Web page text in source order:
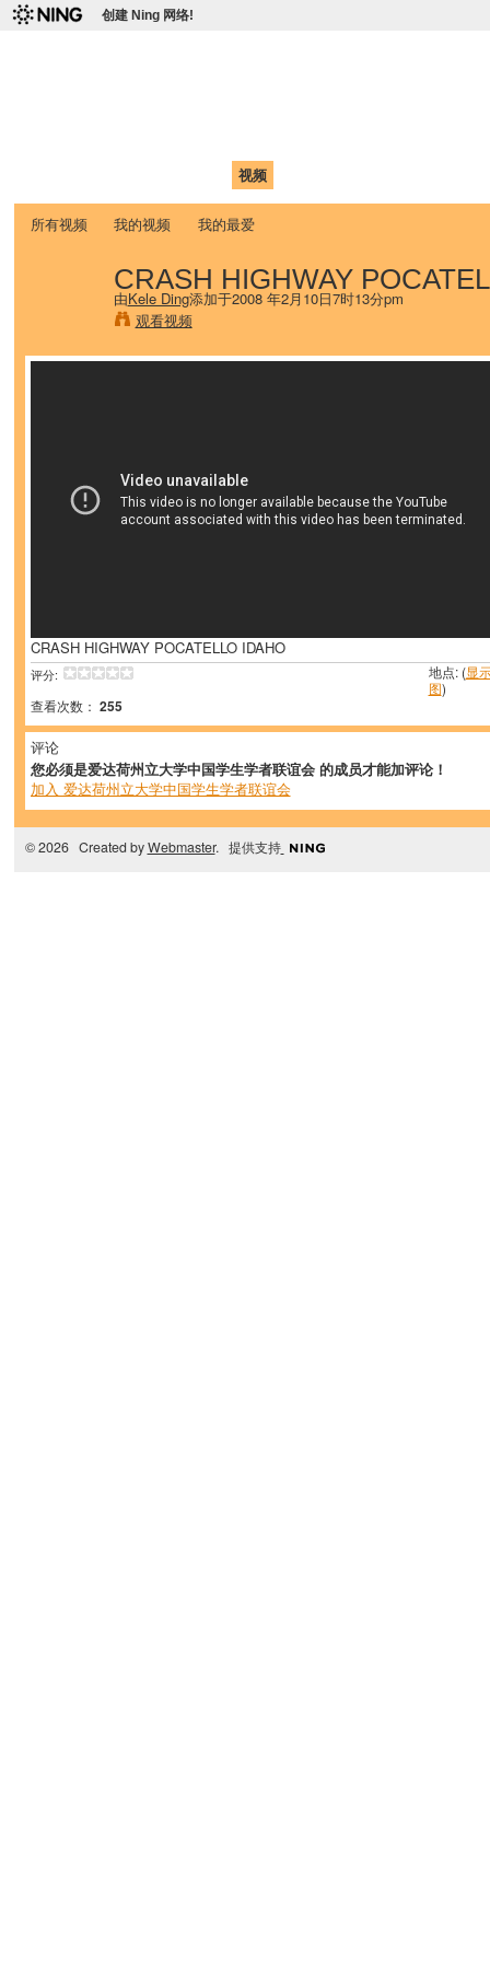
创建 Ning 网络!
视频
所有视频 我的视频 我的最爱
CRASH HIGHWAY
由Kele Ding添加于2008 年2月10日7时13分pm
观看视频
CRASH HIGHWAY POCATELLO IDAHO
评分:
查看次数： 255
地点: (显
图)
评论
您必须是爱达荷州立大学中国学生学者联谊会 的成员才能加评论！
加入 爱达荷州立大学中国学生学者联谊会
© 2026 Created byWebmaster. 提供支持